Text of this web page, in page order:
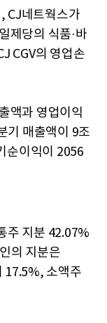
CJ네트웍스가
제당의 식품·바
CGV의 영업손
액과 영업이익
기 매출액이 9조
순이익이 2056
주 지분 42.07%
의 지분은
17.5%, 소액주